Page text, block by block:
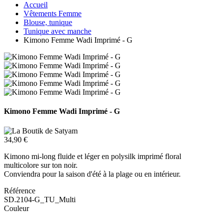
Accueil
Vêtements Femme
Blouse, tunique
Tunique avec manche
Kimono Femme Wadi Imprimé - G
Kimono Femme Wadi Imprimé - G
34,90 €
Kimono mi-long fluide et léger en polysilk imprimé floral
multicolore sur ton noir.
Conviendra pour la saison d'été à la plage ou en intérieur.
Référence
SD.2104-G_TU_Multi
Couleur